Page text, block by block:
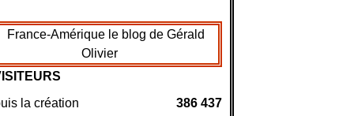
la création
386 437